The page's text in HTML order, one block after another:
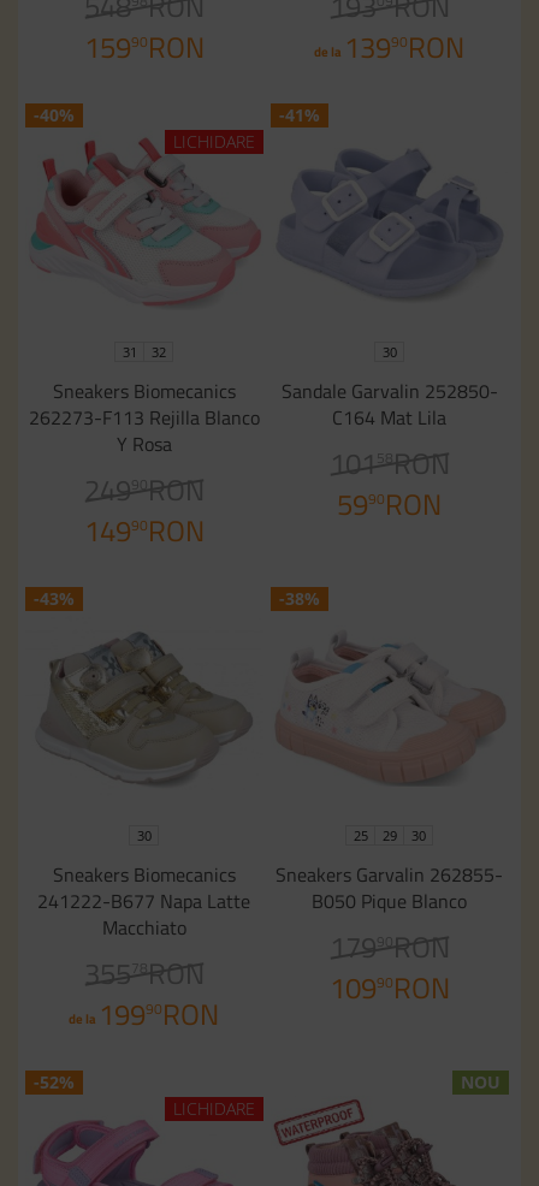
15990RON de la 13990RON
-40%
LICHIDARE
31 32
Sneakers Biomecanics
262273-F113 Rejilla Blanco
Y Rosa
249 90RON
14990RON
-41%
30
Sandale Garvalin 252850-
C164 Mat Lila
101 58RON
5990RON
-43%
30
Sneakers Biomecanics
241222-B677 Napa Latte
Macchiato
355 78
RON
de la 19990RON
-38%
25 29 30
Sneakers Garvalin 262855-
B050 Pique Blanco
179 90RON
10990RON
-52%
LICHIDARE
NOU